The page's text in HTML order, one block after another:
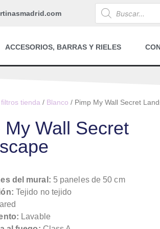
ACCESORIOS, BARRAS Y RIELES
tienda / Blanco / Pimp My Wall Secret
My Wall Secret
del mural: 5 paneles de 50 cm
Tejido no tejido
Lavable